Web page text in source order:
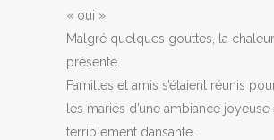
« oui ».
Malgré quelques gouttes, la
présente.
Familles et amis s’étaient réunis
les mariés d’une ambiance joyeuse
terriblement dansante.